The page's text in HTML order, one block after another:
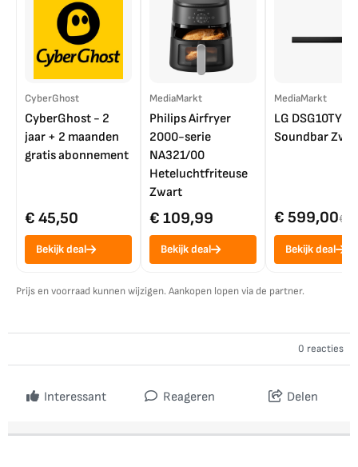
CyberGhost
CyberGhost - 2
jaar + 2 maanden
gratis abonnement
€ 45,50
Bekijk deal
MediaMarkt
Philips Airfryer
2000-serie
NA321/00
Heteluchtfriteuse
Zwart
€ 109,99
Bekijk deal
MediaMarkt
LG DSG10TY
Soundbar
€ 599,00€
Bekijk deal
Prijs en voorraad kunnen wijzigen. Aankopen lopen via de partner.
0 reacties
Interessant Reageren Delen